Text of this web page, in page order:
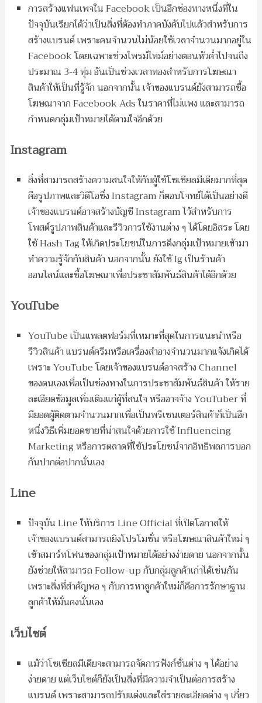
การสร้างแฟนเพจใน Facebook เป็นอีกช่องทางหนึ่งที่ใน
ปัจจุบันเรียกได้ว่าเป็นสิ่งที่ต้องทำภาคบังคับไปแล้วสำหรับการ
สร้างแบรนด์ เพราะคนจำนวนไม่น้อยใช้เวลาจำนวนมากอยู่ใน
Facebook โดยเฉพาะช่วงไพรม์ไทม์อย่างตอนหัวค่ำไปจนถึง
ประมาณ 3-4 ทุ่ม อันเป็นช่วงเวลาทองสำหรับการโฆษณา
สินค้าให้เป็นที่รู้จัก นอกจากนั้น เจ้าของแบรนด์ยังสามารถซื้อ
โฆษณาจาก Facebook Ads ในราคาที่ไม่แพง และสามารถ
กำหนดกลุ่มเป้าหมายได้ตามใจอีกด้วย
Instagram
สิ่งที่สามารถสร้างความสนใจให้กับผู้ใช้โซเชียลมีเดียมากที่สุด
คือรูปภาพและวิดีโอซึ่ง Instagram ก็ตอบโจทย์ได้เป็นอย่างดี
เจ้าของแบรนด์อาจสร้างบัญชี Instagram ไว้สำหรับการ
โพสต์รูปภาพสินค้าและรีวิวการใช้งานต่าง ๆ ได้โดยอิสระ โดย
ใช้ Hash Tag ให้เกิดประโยชน์ในการดึงกลุ่มเป้าหมายเข้ามา
ทำความรู้จักกับสินค้า นอกจากนั้น ยังใช้ Ig เป็นร้านค้า
ออนไลน์และซื้อโฆษณาเพื่อประชาสัมพันธ์สินค้าได้อีกด้วย
YouTube
YouTube เป็นแพลตฟอร์มที่เหมาะที่สุดในการแนะนำหรือ
รีวิวสินค้า แบรนด์ครีมหรือเครื่องสำอางจำนวนมากแจ้งเกิดได้
เพราะ YouTube โดยเจ้าของแบรนด์อาจสร้าง Channel
ของตนเองเพื่อเป็นช่องทางในการประชาสัมพันธ์สินค้า ให้ราย
ละเอียดข้อมูลเพิ่มเติมแก่ผู้ที่สนใจ หรืออาจจ้าง YouTuber ที่
มียอดผู้ติดตามจำนวนมากเพื่อเป็นพรีเซนเตอร์สินค้าก็เป็นอีก
หนึ่งวิธีเพิ่มยอดขายที่น่าสนใจด้วยการใช้ Influencing
Marketing หรือการตลาดที่ใช้ประโยชน์จากอิทธิพลการบอก
กันปากต่อปากนั่นเอง
Line
ปัจจุบัน Line ให้บริการ Line Official ที่เปิดโอกาสให้
เจ้าของแบรนด์สามารถยิงโปรโมชั่น หรือโฆษณาสินค้าใหม่ ๆ
เข้าสมาร์ทโฟนของกลุ่มเป้าหมายได้อย่างง่ายดาย นอกจากนั้น
ยังช่วยให้สามารถ Follow-up กับกลุ่มลูกค้าเก่าได้เช่นกัน
เพราะสิ่งที่สำคัญพอ ๆ กับการหาลูกค้าใหม่ก็คือการรักษาฐาน
ลูกค้าให้มั่นคงนั่นเอง
เว็บไซต์
แม้ว่าโซเชียลมีเดียจะสามารถจัดการฟังก์ชั่นต่าง ๆ ได้อย่าง
ง่ายดาย แต่เว็บไซต์ก็ยังเป็นสิ่งที่มีความจำเป็นต่อการสร้าง
แบรนด์ เพราะสามารถปรับแต่งและใส่รายละเอียดต่าง ๆ เกี่ยว